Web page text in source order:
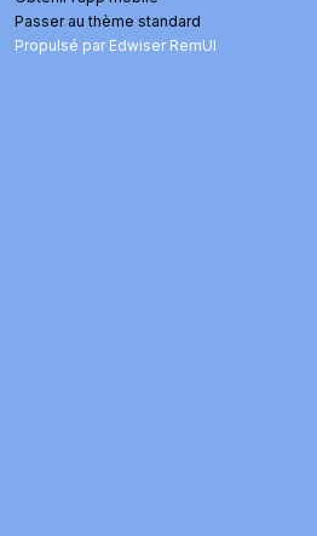
Passer au thème standard
Propulsé par Edwiser RemUI